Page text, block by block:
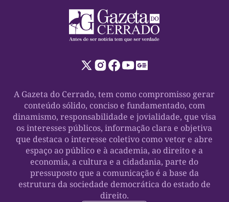
A Gazeta do Cerrado, tem como compromisso gerar
conteúdo sólido, conciso e fundamentado, com
dinamismo, responsabilidade e jovialidade, que visa
os interesses públicos, informação clara e objetiva
que destaca o interesse coletivo como vetor e abre
espaço ao público e à academia, ao direito e a
economia, a cultura e a cidadania, parte do
pressuposto que a comunicação é a base da
estrutura da sociedade democrática do estado de
direito.